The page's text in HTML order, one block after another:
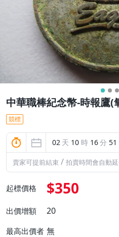
中華職棒紀念幣-時報鷹(
競標
02 天 10 時 16分 50
賣家可提前結束 / 拍賣時間會自動
起標價格 $350
出價增額 20
最高出價者 無